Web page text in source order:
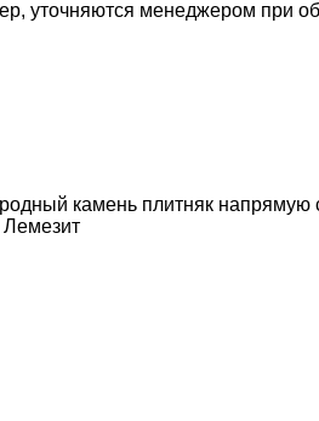
уточняются менеджером при
камень плитняк напрямую